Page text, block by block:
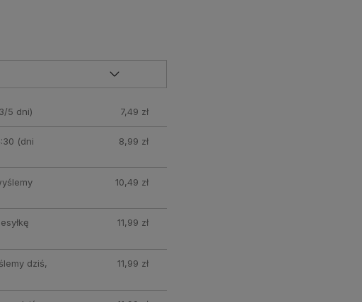
5 dni) 7,49 zł
(dni
8,99 zł
10,49 zł
11,99 zł
dziś,
11,99 zł